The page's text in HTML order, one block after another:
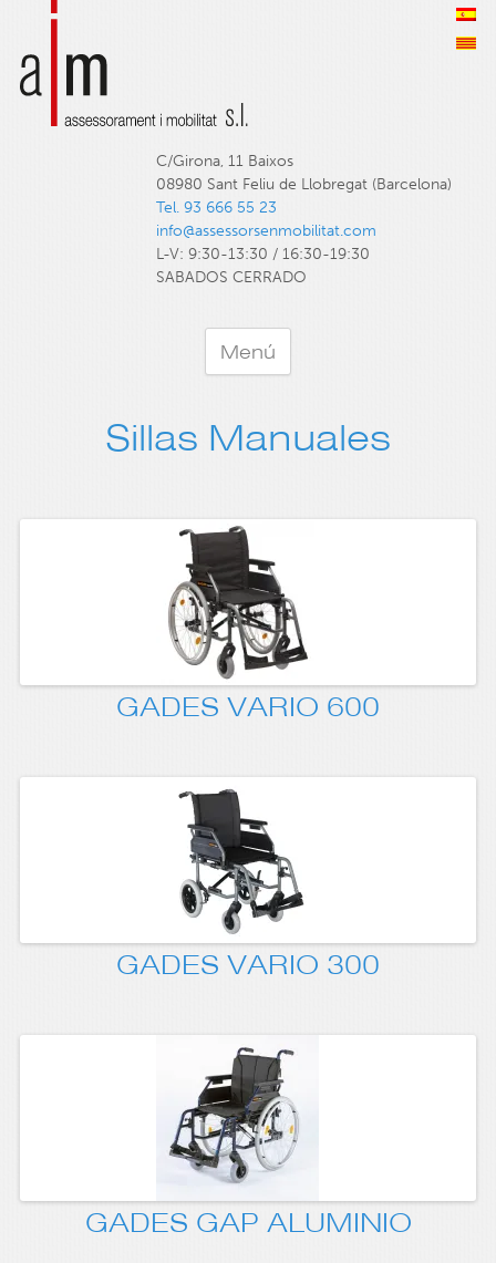
C/Girona, 11 Baixos
08980 Sant Feliu de Llobregat (Barcelona)
Tel. 93 666 55 23
info@assessorsenmobilitat.com
L-V: 9:30-13:30 / 16:30-19:30
SABADOS CERRADO
Menú
Sillas Manuales
GADES VARIO 600
GADES VARIO 300
GADES GAP ALUMINIO